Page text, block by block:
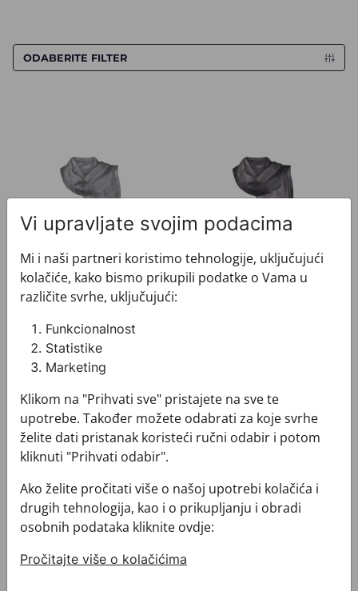
ODABERITE FILTER
Šal CROATA Dubrovnik
400,00 €
Leptir kravata CROATA "4"
Leptir kravata CROATA "4"
Vi upravljate svojim podacima
Mi i naši partneri koristimo tehnologije, uključujući
kolačiće, kako bismo prikupili podatke o Vama u
različite svrhe, uključujući:
Funkcionalnost
Statistike
Marketing
Klikom na "Prihvati sve" pristajete na sve te
upotrebe. Također možete odabrati za koje svrhe
želite dati pristanak koristeći ručni odabir i potom
kliknuti "Prihvati odabir".
Ako želite pročitati više o našoj upotrebi kolačića i
drugih tehnologija, kao i o prikupljanju i obradi
osobnih podataka kliknite ovdje:
Pročitajte više o kolačićima